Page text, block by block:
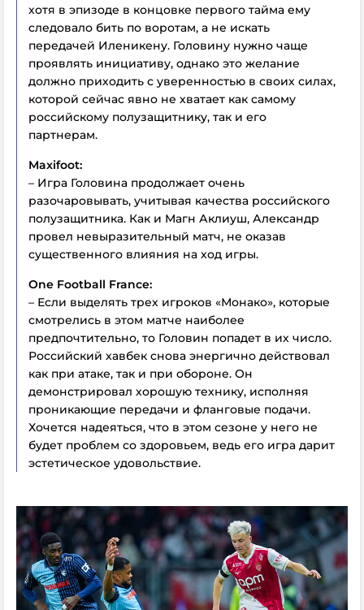
хотя в эпизоде в концовке первого тайма ему
следовало бить по воротам, а не искать
передачей Иленикену. Головину нужно чаще
проявлять инициативу, однако это желание
должно приходить с уверенностью в своих силах,
которой сейчас явно не хватает как самому
российскому полузащитнику, так и его
партнерам.
Maxifoot:
– Игра Головина продолжает очень
разочаровывать, учитывая качества российского
полузащитника. Как и Магн Аклиуш, Александр
провел невыразительный матч, не оказав
существенного влияния на ход игры.
One Football France:
– Если выделять трех игроков «Монако», которые
смотрелись в этом матче наиболее
предпочтительно, то Головин попадет в их число.
Российский хавбек снова энергично действовал
как при атаке, так и при обороне. Он
демонстрировал хорошую технику, исполняя
проникающие передачи и фланговые подачи.
Хочется надеяться, что в этом сезоне у него не
будет проблем со здоровьем, ведь его игра дарит
эстетическое удовольствие.